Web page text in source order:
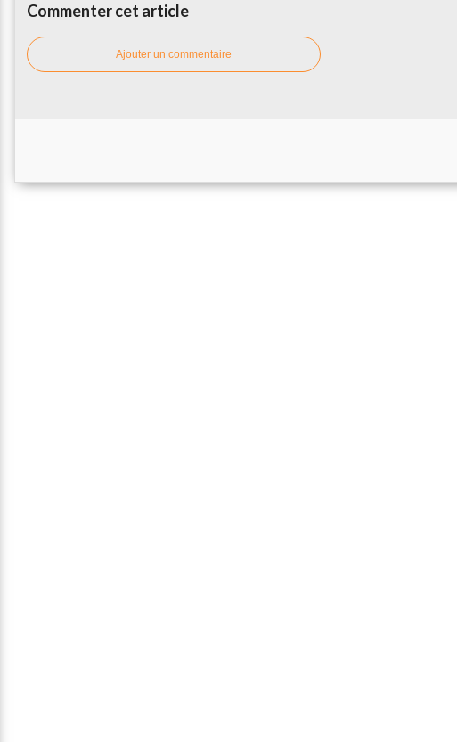
Commenter cet article
Ajouter un commentaire